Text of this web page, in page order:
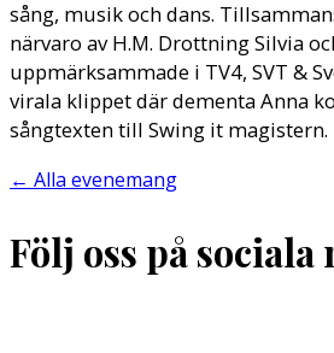
sång, musik och dans.
närvaro av H.M. Drottning Silvia
uppmärksammade i TV4, SVT &
virala klippet där dementa Anna
sångtexten till Swing it magistern.
← Alla evenemang
Följ oss på sociala